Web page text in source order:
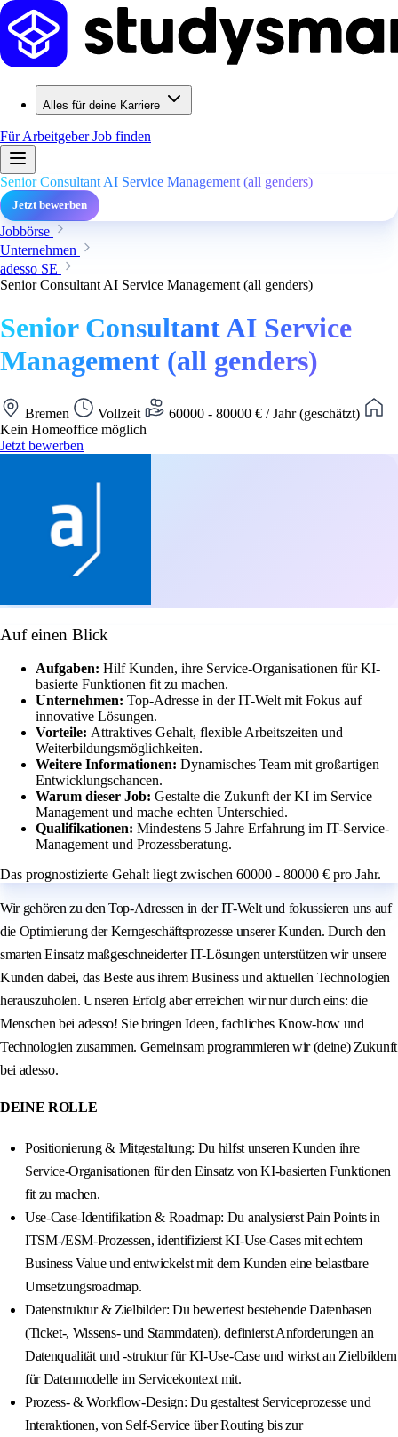
Alles für deine Karriere
Für ArbeitgeberJob finden
Senior Consultant AI Service Management (all genders)
Jetzt bewerben
Jobbörse
Unternehmen
adesso SE
Senior Consultant AI Service Management (all genders)
Senior Consultant AI Service
Management (all genders)
Bremen Vollzeit
60000 - 80000 € / Jahr (geschätzt)
Kein Homeoffice möglich
Jetzt bewerben
Auf einen Blick
Aufgaben: Hilf Kunden, ihre Service-Organisationen für KI-
basierte Funktionen fit zu machen.
Unternehmen: Top-Adresse in der IT-Welt mit Fokus auf
innovative Lösungen.
Vorteile: Attraktives Gehalt, flexible Arbeitszeiten und
Weiterbildungsmöglichkeiten.
Weitere Informationen: Dynamisches Team mit großartigen
Entwicklungschancen.
Warum dieser Job: Gestalte die Zukunft der KI im Service
Management und mache echten Unterschied.
Qualifikationen: Mindestens 5 Jahre Erfahrung im IT-Service-
Management und Prozessberatung.
Das prognostizierte Gehalt liegt zwischen 60000 - 80000 € pro Jahr.
Wir gehören zu den Top-Adressen in der IT-Welt und fokussieren uns auf
die Optimierung der Kerngeschäftsprozesse unserer Kunden. Durch den
smarten Einsatz maßgeschneiderter IT-Lösungen unterstützen wir unsere
Kunden dabei, das Beste aus ihrem Business und aktuellen Technologien
herauszuholen. Unseren Erfolg aber erreichen wir nur durch eins: die
Menschen bei adesso! Sie bringen Ideen, fachliches Know‑how und
Technologien zusammen. Gemeinsam programmieren wir (deine) Zukunft
bei adesso.
DEINE ROLLE
Positionierung & Mitgestaltung: Du hilfst unseren Kunden ihre
Service‑Organisationen für den Einsatz von KI‑basierten Funktionen
fit zu machen.
Use‑Case‑Identifikation & Roadmap: Du analysierst Pain Points in
ITSM‑/ESM‑Prozessen, identifizierst KI‑Use‑Cases mit echtem
Business Value und entwickelst mit dem Kunden eine belastbare
Umsetzungsroadmap.
Datenstruktur & Zielbilder: Du bewertest bestehende Datenbasen
(Ticket‑, Wissens‑ und Stammdaten), definierst Anforderungen an
Datenqualität und -struktur für KI‑Use‑Case und wirkst an Zielbildern
für Datenmodelle im Servicekontext mit.
Prozess‑ & Workflow‑Design: Du gestaltest Serviceprozesse und
Interaktionen, von Self‑Service über Routing bis zur